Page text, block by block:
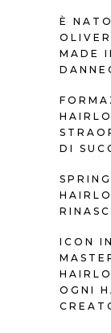
È
MADE
DI
ICON
OGNI